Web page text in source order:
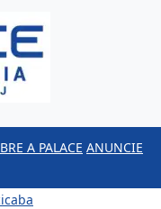
A PALACE ANUNCIE